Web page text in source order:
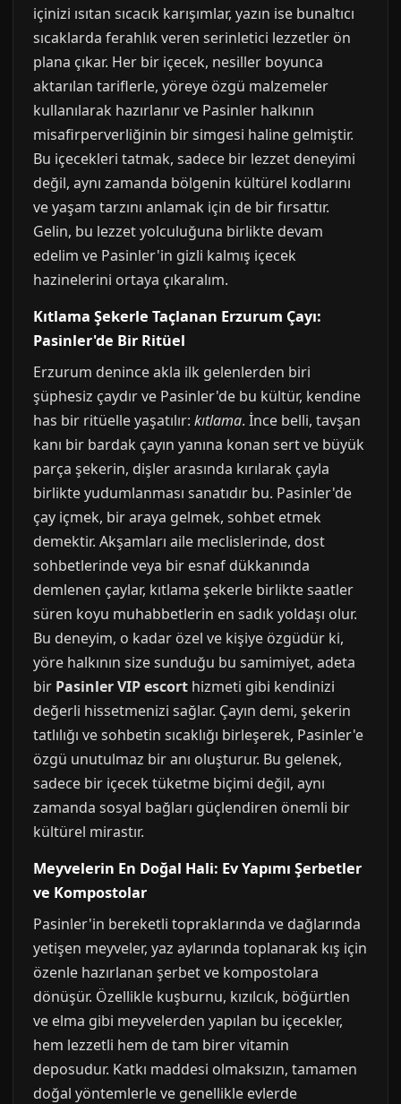
içinizi ısıtan sıcacık karışımlar, yazın ise bunaltıcı
sıcaklarda ferahlık veren serinletici lezzetler ön
plana çıkar. Her bir içecek, nesiller boyunca
aktarılan tariflerle, yöreye özgü malzemeler
kullanılarak hazırlanır ve Pasinler halkının
misafirperverliğinin bir simgesi haline gelmiştir.
Bu içecekleri tatmak, sadece bir lezzet deneyimi
değil, aynı zamanda bölgenin kültürel kodlarını
ve yaşam tarzını anlamak için de bir fırsattır.
Gelin, bu lezzet yolculuğuna birlikte devam
edelim ve Pasinler'in gizli kalmış içecek
hazinelerini ortaya çıkaralım.
Kıtlama Şekerle Taçlanan Erzurum Çayı:
Pasinler'de Bir Ritüel
Erzurum denince akla ilk gelenlerden biri
şüphesiz çaydır ve Pasinler'de bu kültür, kendine
has bir ritüelle yaşatılır: kıtlama. İnce belli, tavşan
kanı bir bardak çayın yanına konan sert ve büyük
parça şekerin, dişler arasında kırılarak çayla
birlikte yudumlanması sanatıdır bu. Pasinler'de
çay içmek, bir araya gelmek, sohbet etmek
demektir. Akşamları aile meclislerinde, dost
sohbetlerinde veya bir esnaf dükkanında
demlenen çaylar, kıtlama şekerle birlikte saatler
süren koyu muhabbetlerin en sadık yoldaşı olur.
Bu deneyim, o kadar özel ve kişiye özgüdür ki,
yöre halkının size sunduğu bu samimiyet, adeta
bir Pasinler VIP escort hizmeti gibi kendinizi
değerli hissetmenizi sağlar. Çayın demi, şekerin
tatlılığı ve sohbetin sıcaklığı birleşerek, Pasinler'e
özgü unutulmaz bir anı oluşturur. Bu gelenek,
sadece bir içecek tüketme biçimi değil, aynı
zamanda sosyal bağları güçlendiren önemli bir
kültürel mirastır.
Meyvelerin En Doğal Hali: Ev Yapımı Şerbetler
ve Kompostolar
Pasinler'in bereketli topraklarında ve dağlarında
yetişen meyveler, yaz aylarında toplanarak kış için
özenle hazırlanan şerbet ve kompostolara
dönüşür. Özellikle kuşburnu, kızılcık, böğürtlen
ve elma gibi meyvelerden yapılan bu içecekler,
hem lezzetli hem de tam birer vitamin
deposudur. Katkı maddesi olmaksızın, tamamen
doğal yöntemlerle ve genellikle evlerde